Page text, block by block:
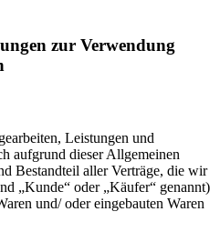
zur Verwendung
Leistungen und
aufgrund dieser Allgemeinen
Bestandteil aller Verträge, die wir
„Kunde“ oder „Käufer“ genannt)
und/ oder eingebauten Waren